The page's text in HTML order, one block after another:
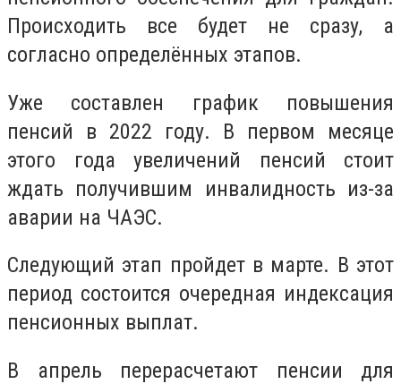
Происходить все будет не сразу, а
согласно определённых этапов.
Уже составлен график повышения
пенсий в 2022 году. В первом месяце
этого года увеличений пенсий стоит
ждать получившим инвалидность из-за
аварии на ЧАЭС.
Следующий этап пройдет в марте. В этот
период состоится очередная индексация
пенсионных выплат.
В апрель перерасчетают пенсии для